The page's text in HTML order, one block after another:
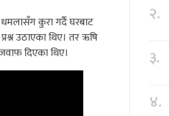
कुरा गर्दै घरबाट
उठाएका थिए। तर ऋषि
दिएका थिए।
२.
३.
४.